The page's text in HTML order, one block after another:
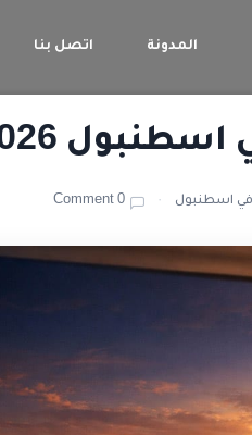
المدونة اتصل بنا
2026
في اسطنبول 0 Comment